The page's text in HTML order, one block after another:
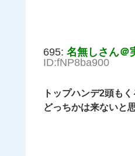
695: 名無しさん＠
ID:fNP8ba900
トップハンデ2頭も
どっちかは来ないと